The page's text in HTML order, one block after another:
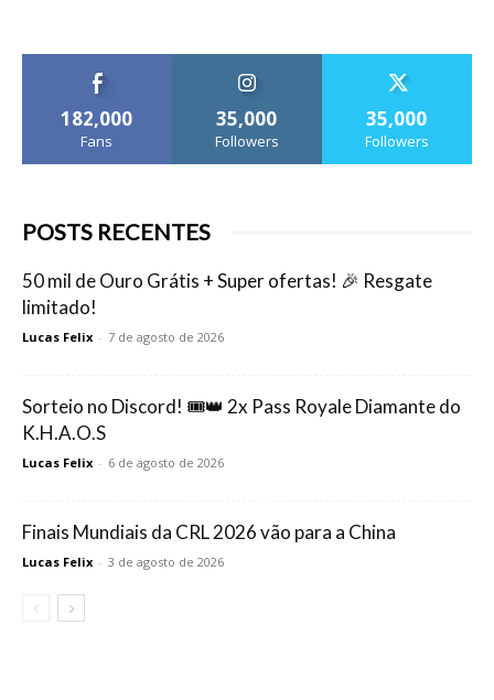
182,000
Fans
35,000
Followers
35,000
Followers
POSTS RECENTES
50 mil de Ouro Grátis + Super ofertas! 🎉 Resgate
limitado!
Lucas Felix - 7 de agosto de 2026
Sorteio no Discord! 🎟️👑 2x Pass Royale Diamante do
K.H.A.O.S
Lucas Felix - 6 de agosto de 2026
Finais Mundiais da CRL 2026 vão para a China
Lucas Felix - 3 de agosto de 2026